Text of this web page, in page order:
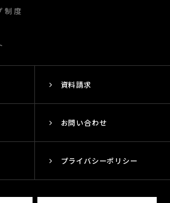
制度
資料請求
お問い合わせ
プライバシーポリシー